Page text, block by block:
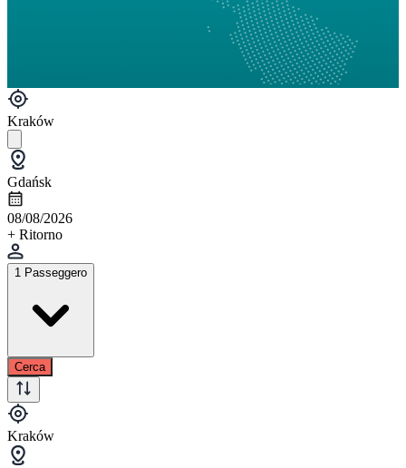
Kraków
Gdańsk
08/08/2026
+ Ritorno
1 Passeggero
Cerca
Kraków